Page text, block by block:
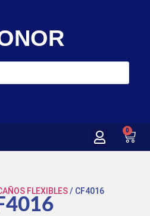
0
FLEXIBLES/ CF4016